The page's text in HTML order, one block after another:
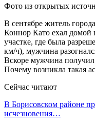
Фото из открытых
В сентябре житель
Коннор Като ехал домой
участке, где была
км/ч), мужчина
Вскоре мужчина
Почему возникла такая
Сейчас читают
В Борисовском районе
исчезновения…